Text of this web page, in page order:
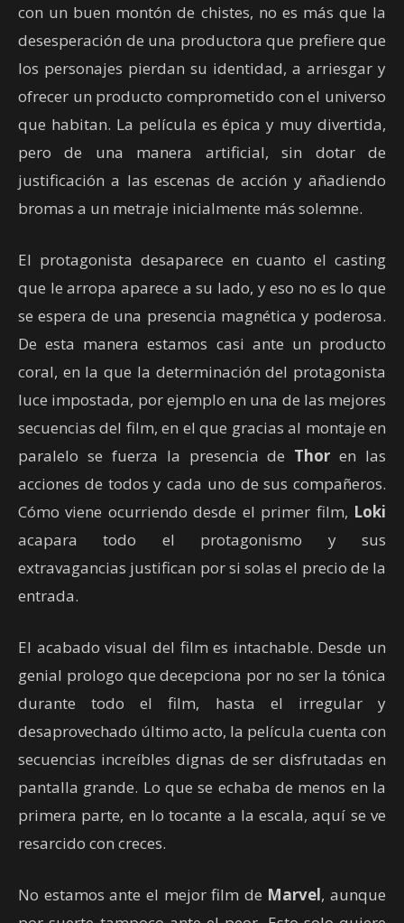
con un buen montón de chistes, no es más que la
desesperación de una productora que prefiere que
los personajes pierdan su identidad, a arriesgar y
ofrecer un producto comprometido con el universo
que habitan. La película es épica y muy divertida,
pero de una manera artificial, sin dotar de
justificación a las escenas de acción y añadiendo
bromas a un metraje inicialmente más solemne.
El protagonista desaparece en cuanto el casting
que le arropa aparece a su lado, y eso no es lo que
se espera de una presencia magnética y poderosa.
De esta manera estamos casi ante un producto
coral, en la que la determinación del protagonista
luce impostada, por ejemplo en una de las mejores
secuencias del film, en el que gracias al montaje en
paralelo se fuerza la presencia de Thor en las
acciones de todos y cada uno de sus compañeros.
Cómo viene ocurriendo desde el primer film, Loki
acapara todo el protagonismo y sus
extravagancias justifican por si solas el precio de la
entrada.
El acabado visual del film es intachable. Desde un
genial prologo que decepciona por no ser la tónica
durante todo el film, hasta el irregular y
desaprovechado último acto, la película cuenta con
secuencias increíbles dignas de ser disfrutadas en
pantalla grande. Lo que se echaba de menos en la
primera parte, en lo tocante a la escala, aquí se ve
resarcido con creces.
No estamos ante el mejor film de Marvel, aunque